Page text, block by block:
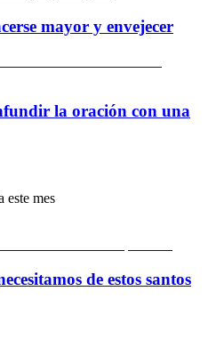
mayor y envejecer
la oración con una
este mes
de estos santos